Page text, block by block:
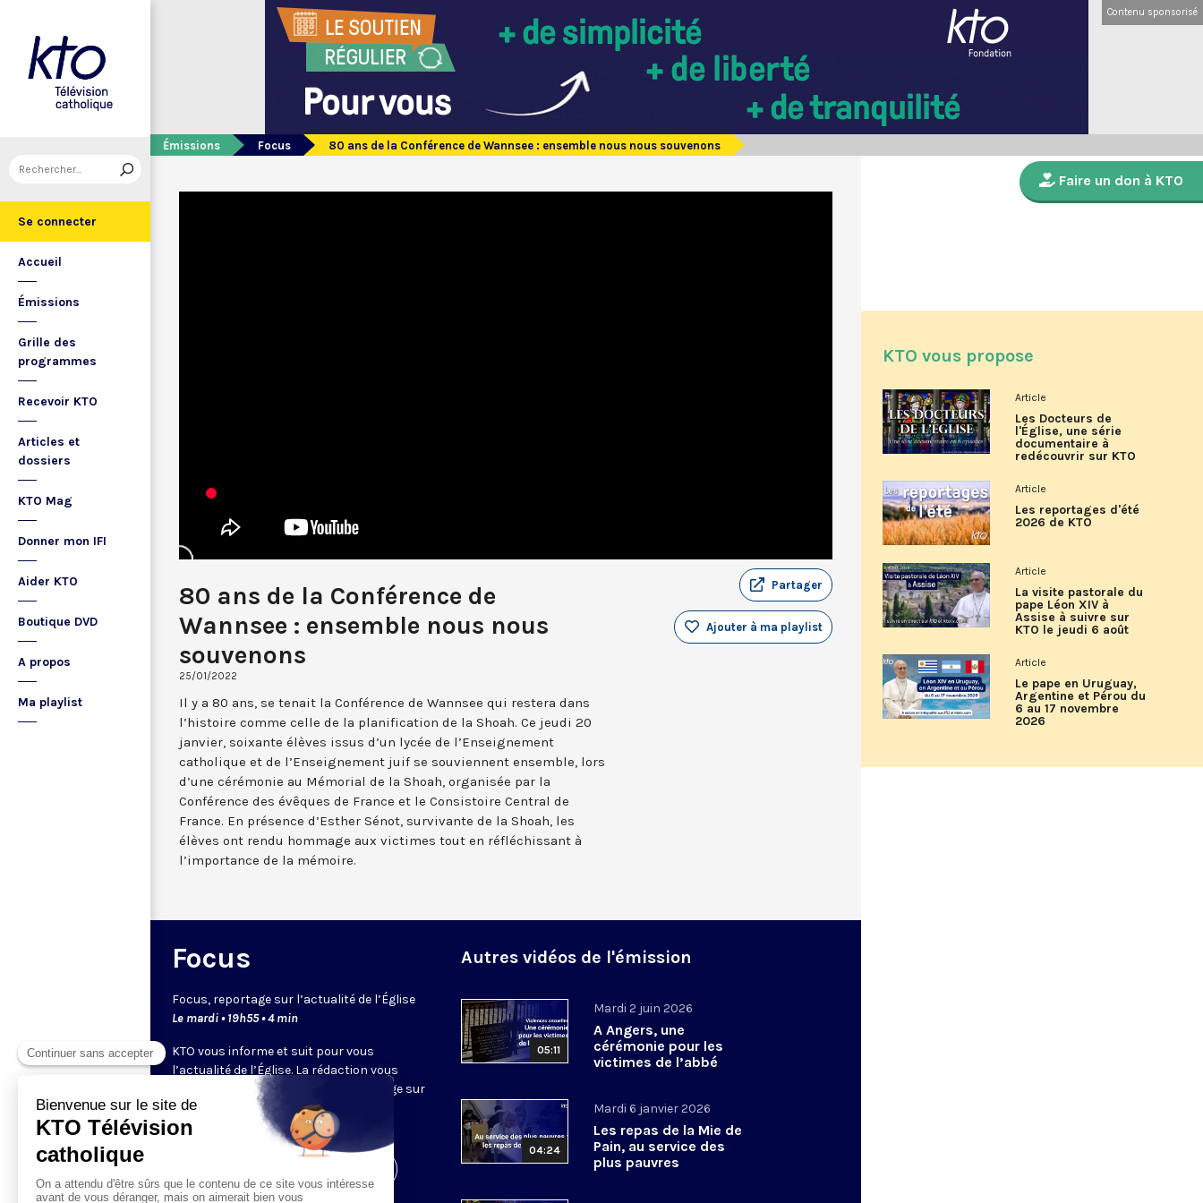
Se connecter
Accueil
Émissions
Grille des
programmes
Recevoir KTO
Articles et
dossiers
KTO Mag
Donner mon IFI
Aider KTO
Boutique DVD
A propos
Ma playlist
Contenu sponsorisé
Émissions Focus 80 ans de la Conférence de Wannsee : ensemble nous nous souvenons
80 ans de la Conférence de
Wannsee : ensemble nous nous
souvenons
25/01/2022
Partager
Ajouter à ma playlist
Il y a 80 ans, se tenait la Conférence de Wannsee qui restera dans
l’histoire comme celle de la planification de la Shoah. Ce jeudi 20
janvier, soixante élèves issus d’un lycée de l’Enseignement
catholique et de l’Enseignement juif se souviennent ensemble, lors
d’une cérémonie au Mémorial de la Shoah, organisée par la
Conférence des évêques de France et le Consistoire Central de
France. En présence d’Esther Sénot, survivante de la Shoah, les
élèves ont rendu hommage aux victimes tout en réfléchissant à
l’importance de la mémoire.
Focus
Focus, reportage sur l’actualité de l’Église
Le mardi • 19h55 • 4 min
KTO vous informe et suit pour vous
l’actualité de l’Église. La rédaction vous
propose, chaque semaine, un reportage sur
un sujet ou événement d’actualité.
Autres vidéos de l'émission
05:11
Mardi 2 juin 2026
A Angers, une
cérémonie pour les
victimes de l’abbé
04:24
Mardi 6 janvier 2026
Les repas de la Mie de
Pain, au service des
plus pauvres
Faire un don à KTO
KTO vous propose
Article
Les Docteurs de
l'Église, une série
documentaire à
redécouvrir sur KTO
Article
Les reportages d'été
2026 de KTO
Article
La visite pastorale du
pape Léon XIV à
Assise à suivre sur
KTO le jeudi 6 août
Article
Le pape en Uruguay,
Argentine et Pérou du
6 au 17 novembre
2026